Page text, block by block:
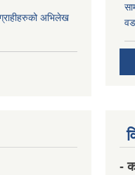
अभिलेख
-